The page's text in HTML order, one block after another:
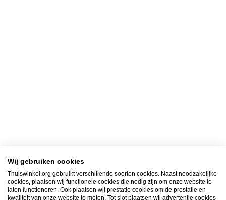
Wij gebruiken cookies
Thuiswinkel.org gebruikt verschillende soorten cookies. Naast noodzakelijke
cookies, plaatsen wij functionele cookies die nodig zijn om onze website te
laten functioneren. Ook plaatsen wij prestatie cookies om de prestatie en
kwaliteit van onze website te meten. Tot slot plaatsen wij advertentie cookies